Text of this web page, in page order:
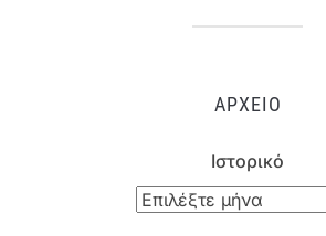
ΑΡΧΕΊΟ
Ιστορικό